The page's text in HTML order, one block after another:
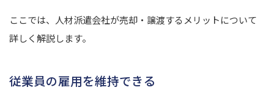
ここでは、人材派遣会社が売却・譲渡するメリットについて
詳しく解説します。
従業員の雇用を維持できる